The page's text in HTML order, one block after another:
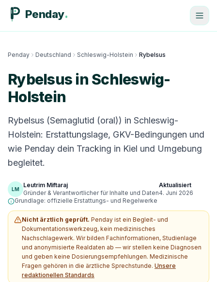
Penday
Penday Deutschland Schleswig-Holstein Rybelsus
Rybelsus in Schleswig-
Holstein
Rybelsus (Semaglutid (oral)) in Schleswig-
Holstein: Erstattungslage, GKV-Bedingungen und
wie Penday dein Tracking in Kiel und Umgebung
begleitet.
LM
Leutrim Miftaraj
Gründer & Verantwortlicher für Inhalte und Daten
Aktualisiert
4. Juni 2026
Grundlage: offizielle Erstattungs- und Regelwerke
Nicht ärztlich geprüft. Penday ist ein Begleit- und
Dokumentationswerkzeug, kein medizinisches
Nachschlagewerk. Wir bilden Fachinformationen, Studienlage
und anonymisierte Realdaten ab — wir stellen keine Diagnosen
und geben keine Dosierungsempfehlungen. Medizinische
Fragen gehören in die ärztliche Sprechstunde. Unsere
redaktionellen Standards